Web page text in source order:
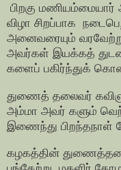
பிறகு மணியம்மையார்
விழா சிறப்பாக
அனைவரையும்
அவர்கள் இயக்கத்
களைப் பகிர்ந்துக்
துணைத் தலைவர்
அம்மா அவர் களும்
இணைந்து பிறந்தநாள்
கழகத்தின்